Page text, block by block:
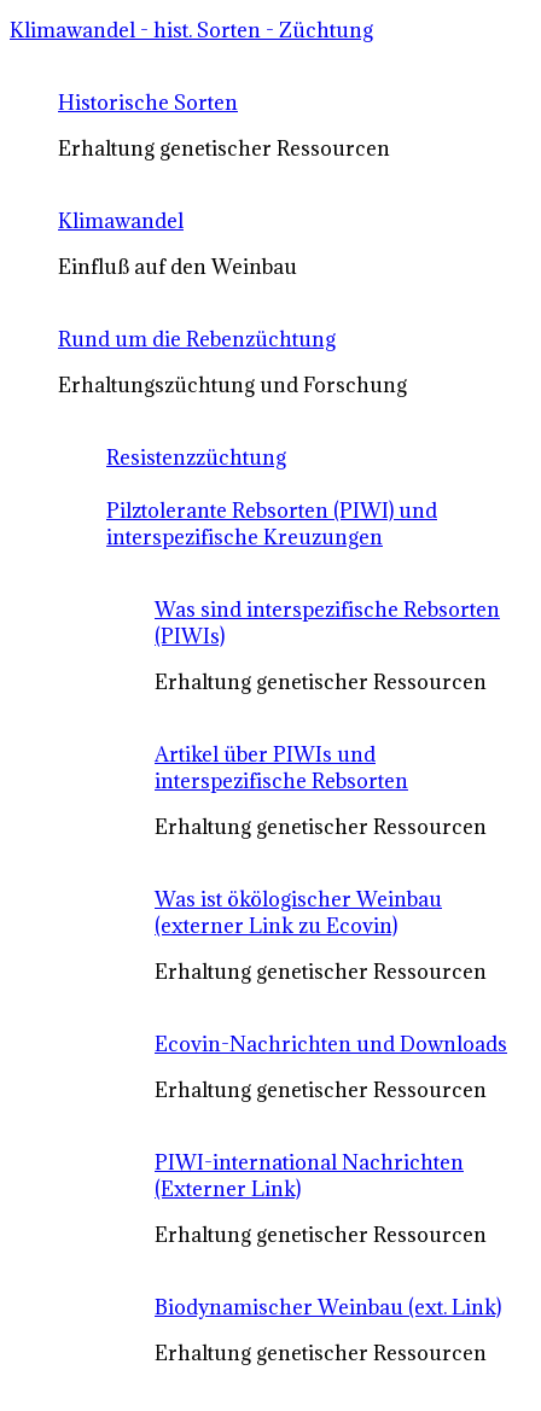
Klimawandel - hist. Sorten - Züchtung
Historische Sorten
Erhaltung genetischer Ressourcen
Klimawandel
Einfluß auf den Weinbau
Rund um die Rebenzüchtung
Erhaltungszüchtung und Forschung
Resistenzzüchtung
Pilztolerante Rebsorten (PIWI) und
interspezifische Kreuzungen
Was sind interspezifische Rebsorten
(PIWIs)
Erhaltung genetischer Ressourcen
Artikel über PIWIs und
interspezifische Rebsorten
Erhaltung genetischer Ressourcen
Was ist ökölogischer Weinbau
(externer Link zu Ecovin)
Erhaltung genetischer Ressourcen
Ecovin-Nachrichten und Downloads
Erhaltung genetischer Ressourcen
PIWI-international Nachrichten
(Externer Link)
Erhaltung genetischer Ressourcen
Biodynamischer Weinbau (ext. Link)
Erhaltung genetischer Ressourcen